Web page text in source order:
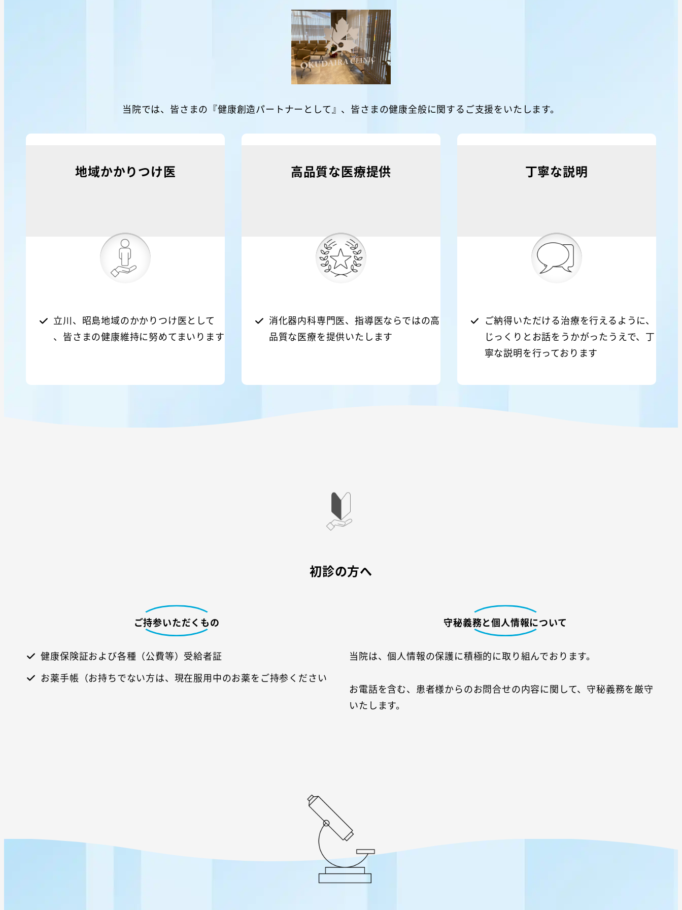
当院では、皆さまの『健康創造パートナーとして』、皆さまの健康全般に関するご支援をいたします。
地域かかりつけ医
立川、昭島地域のかかりつけ医として
、皆さまの健康維持に努めてまいります
高品質な医療提供
消化器内科専門医、指導医ならではの高
品質な医療を提供いたします
丁寧な説明
ご納得いただける治療を行えるように、
じっくりとお話をうかがったうえで、丁
寧な説明を行っております
初診の方へ
ご持参いただくもの
健康保険証および各種（公費等）受給者証
お薬手帳（お持ちでない方は、現在服用中のお薬をご持参ください
守秘義務と個人情報について
当院は、個人情報の保護に積極的に取り組んでおります。
お電話を含む、患者様からのお問合せの内容に関して、守秘義務を厳守
いたします。